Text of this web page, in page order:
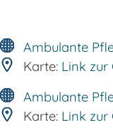
Ambulante
Karte: Link zur
Ambulante
Karte: Link zur